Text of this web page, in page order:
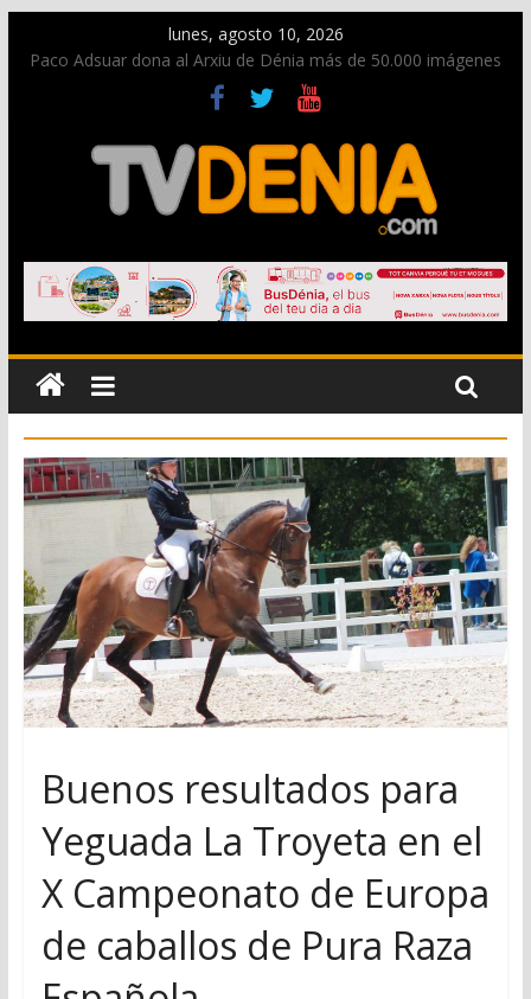
lunes, agosto 10, 2026
Paco Adsuar dona al Arxiu de Dénia más de 50.000 imágenes
de la memoria visual de la ciudad
Nacen las primeras tortugas de Diana y eclosionan otras no
identificadas en la playa de Les Deveses
Dos personas fallecen en un grave accidente en la N-332
entre Benissa y Calp
Una nueva oportunidad para donar sangre en Cruz Roja
El bando moro protagonista en la Segunda Entraeta Festera
Buenos resultados para
Yeguada La Troyeta en el
X Campeonato de Europa
de caballos de Pura Raza